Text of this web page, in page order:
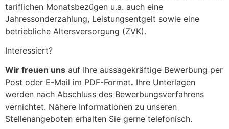
tariflichen Monatsbezügen u.a. auch eine
Jahressonderzahlung, Leistungsentgelt sowie eine
betriebliche Altersversorgung (ZVK).
Interessiert?
Wir freuen uns auf Ihre aussagekräftige Bewerbung per
Post oder E-Mail im PDF-Format. Ihre Unterlagen
werden nach Abschluss des Bewerbungsverfahrens
vernichtet. Nähere Informationen zu unseren
Stellenangeboten erhalten Sie gerne telefonisch.